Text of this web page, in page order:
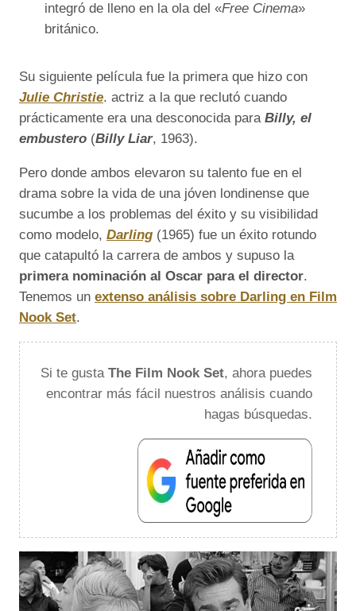
integró de lleno en la ola del «Free Cinema»
británico.
Su siguiente película fue la primera que hizo con
Julie Christie. actriz a la que reclutó cuando
prácticamente era una desconocida para Billy, el
embustero (Billy Liar, 1963).
Pero donde ambos elevaron su talento fue en el
drama sobre la vida de una jóven londinense que
sucumbe a los problemas del éxito y su visibilidad
como modelo, Darling (1965) fue un éxito rotundo
que catapultó la carrera de ambos y supuso la
primera nominación al Oscar para el director.
Tenemos un extenso análisis sobre Darling en Film
Nook Set.
Si te gusta The Film Nook Set, ahora puedes
encontrar más fácil nuestros análisis cuando
hagas búsquedas.